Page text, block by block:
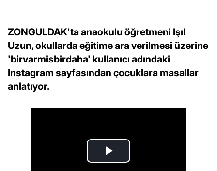
ZONGULDAK'ta anaokulu öğretmeni Işıl
Uzun, okullarda eğitime ara verilmesi üzerine
'birvarmisbirdaha' kullanıcı adındaki
Instagram sayfasından çocuklara masallar
anlatıyor.